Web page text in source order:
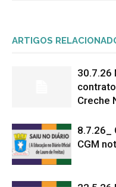
ARTIGOS
30.7.26
Creche
8.7.26_
CGM